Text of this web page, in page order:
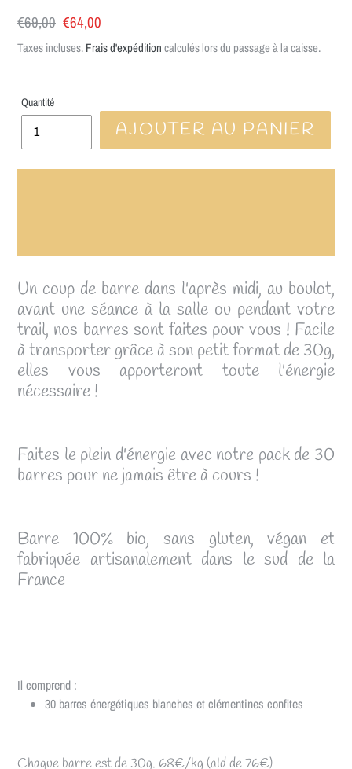
Prix
normal
€69,00 Prix
réduit
€64,00
Taxes incluses.Frais d'expéditioncalculés lors du passage à la caisse.
Quantité
AJOUTER AU PANIER
Un coup de barre dans l'après midi, au boulot,
avant une séance à la salle ou pendant votre
trail, nos barres sont faites pour vous ! Facile
à transporter grâce à son petit format de 30g,
elles vous apporteront toute l'énergie
nécessaire !
Faites le plein d'énergie avec notre pack de 30
barres pour ne jamais être à cours !
Barre 100% bio, sans gluten, végan et
fabriquée artisanalement dans le sud de la
France
Il comprend :
30 barres énergétiques blanches et clémentines confites
Chaque barre est de 30g. 68€/kg (ald de 76€)